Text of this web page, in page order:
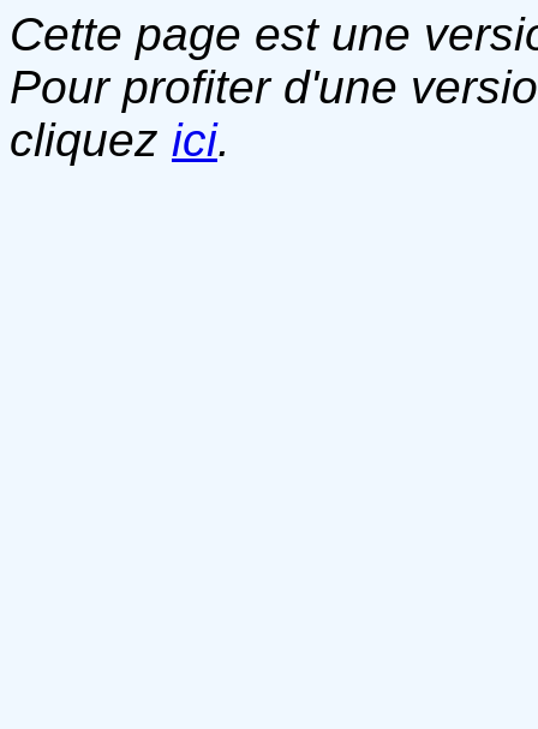
Cette page est une
Pour profiter d'une
cliquez ici.